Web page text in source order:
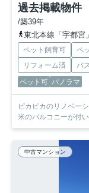
過去掲載物件
/築39年
東北本線「宇都宮
ペット飼育可 ペ
リフォーム済
バ
ペット可 パノラマ
ピカピカのリノベー
米のバルコニーが付
中古マンション